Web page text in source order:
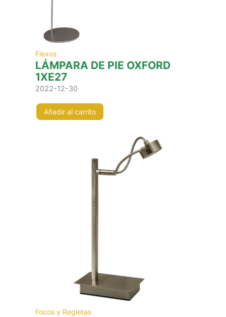
Flexos
LÁMPARA DE PIE OXFORD
1XE27
2022-12-30
Añadir al carrito
Focos y Regletas